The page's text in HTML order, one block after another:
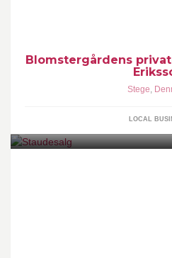
Blomstergårdens
Stege,
LOCAL